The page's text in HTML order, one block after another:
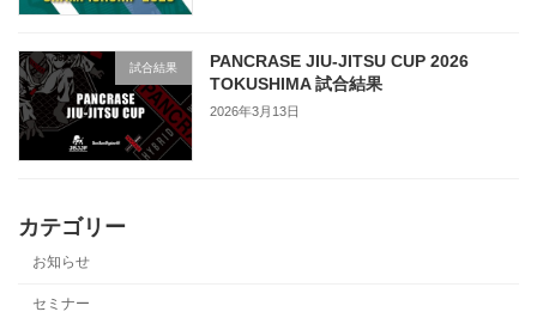
試合結果
PANCRASE JIU-JITSU CUP 2026
TOKUSHIMA 試合結果
2026年3月13日
カテゴリー
お知らせ
セミナー